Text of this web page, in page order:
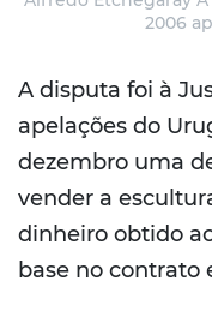
2006
A disputa foi à
apelações do
dezembro uma
vender a
dinheiro obtido
base no contrato